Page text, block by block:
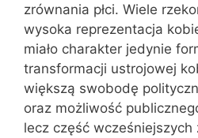
zrównania płci. Wiele
wysoka reprezentacja
miało charakter jedynie
transformacji ustrojowej
większą swobodę
oraz możliwość
lecz część wcześniejszych